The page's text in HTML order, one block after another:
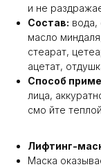
и не
Состав:
масло
стеарат,
ацетат,
Способ
лица,
смо йте
Лифтинг-
Маска